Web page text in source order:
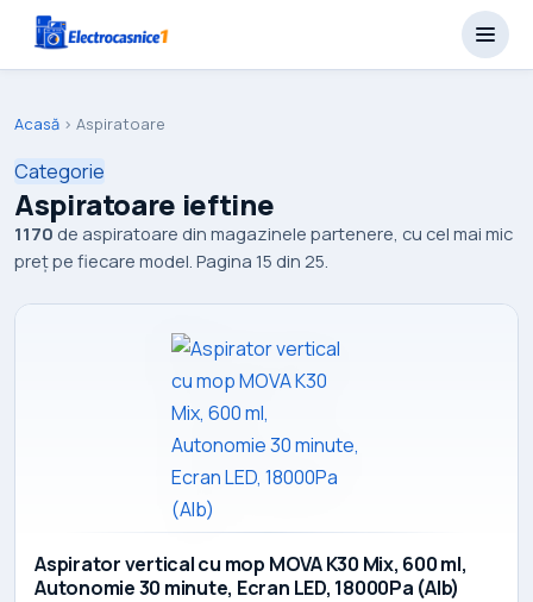
Acasă › Aspiratoare
Categorie
Aspiratoare ieftine
1170 de aspiratoare din magazinele partenere, cu cel mai mic
preț pe fiecare model. Pagina 15 din 25.
Aspirator vertical cu mop MOVA K30 Mix, 600 ml,
Autonomie 30 minute, Ecran LED, 18000Pa (Alb)